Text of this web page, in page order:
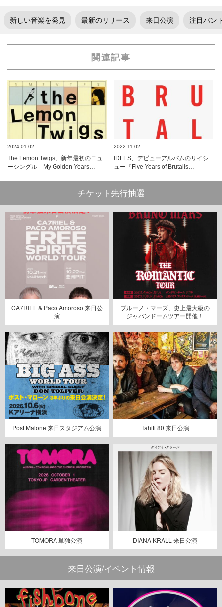
新しい音楽を発見 最新のリリース 来日公演 注目バン
関連記事
2024.01.02
The Lemon Twigs、新年最初のニュ
ーシングル「My Golden Years…
2022.11.02
IDLES、デビューアルバムのリイシ
ュー『Five Years of Brutalis…
チケット先行抽選
CA7RIEL & Paco Amoroso 来日公
演
ブルーノ・マーズ、史上最大級の
ジャパンドームツアー開催！
Post Malone 来日スタジアム公演 Tahiti 80 来日公演
TOMORA 単独公演 DIANA KRALL 来日公演
来日公演/イベント情報